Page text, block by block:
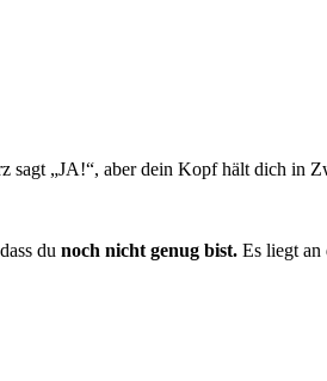
sagt „JA!“, aber dein Kopf hält dich in
du noch nicht genug bist. Es liegt an